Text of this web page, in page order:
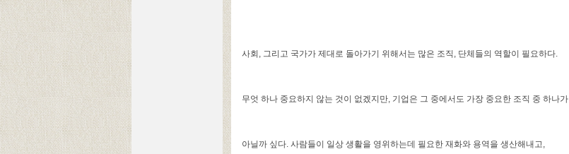
사회, 그리고 국가가 제대로 돌아가기 위해서는 많은 조직, 단체들의 역할이 필요하다.
무엇 하나 중요하지 않는 것이 없겠지만, 기업은 그 중에서도 가장 중요한 조직 중 하나가
아닐까 싶다. 사람들이 일상 생활을 영위하는데 필요한 재화와 용역을 생산해내고,